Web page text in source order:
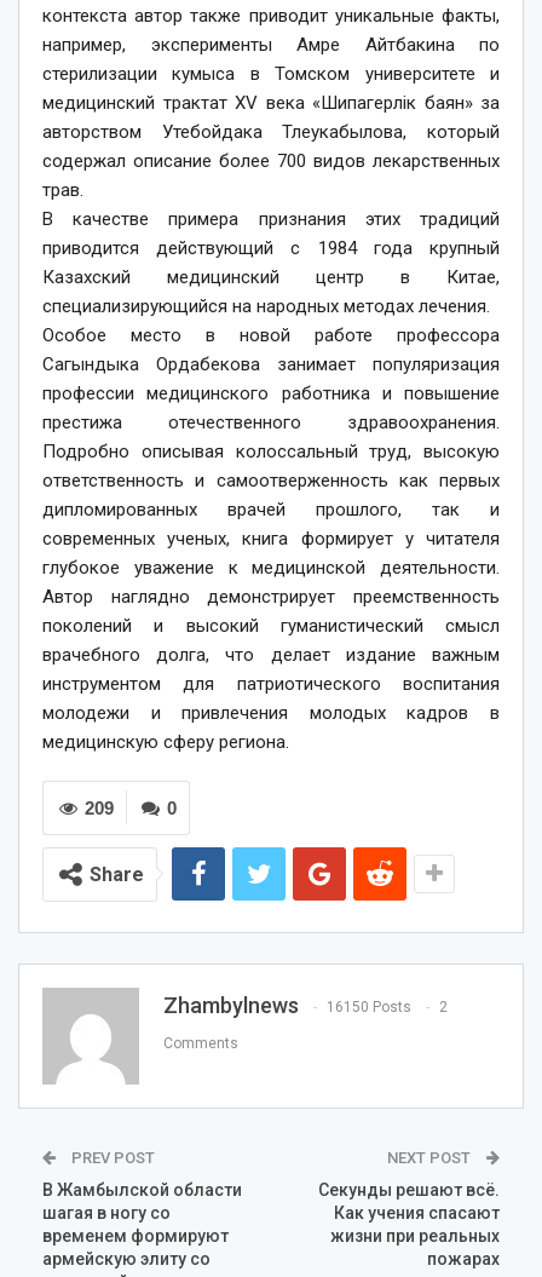
контекста автор также приводит уникальные факты,
например, эксперименты Амре Айтбакина по
стерилизации кумыса в Томском университете и
медицинский трактат XV века «Шипагерлік баян» за
авторством Утебойдака Тлеукабылова, который
содержал описание более 700 видов лекарственных
трав.
В качестве примера признания этих традиций
приводится действующий с 1984 года крупный
Казахский медицинский центр в Китае,
специализирующийся на народных методах лечения.
Особое место в новой работе профессора
Сагындыка Ордабекова занимает популяризация
профессии медицинского работника и повышение
престижа отечественного здравоохранения.
Подробно описывая колоссальный труд, высокую
ответственность и самоотверженность как первых
дипломированных врачей прошлого, так и
современных ученых, книга формирует у читателя
глубокое уважение к медицинской деятельности.
Автор наглядно демонстрирует преемственность
поколений и высокий гуманистический смысл
врачебного долга, что делает издание важным
инструментом для патриотического воспитания
молодежи и привлечения молодых кадров в
медицинскую сферу региона.
0
209
Share
Zhambylnews 16150 Posts 2
Comments
PREV POST
В Жамбылской области
шагая в ногу со
временем формируют
армейскую элиту со
NEXT POST
Секунды решают всё.
Как учения спасают
жизни при реальных
пожарах